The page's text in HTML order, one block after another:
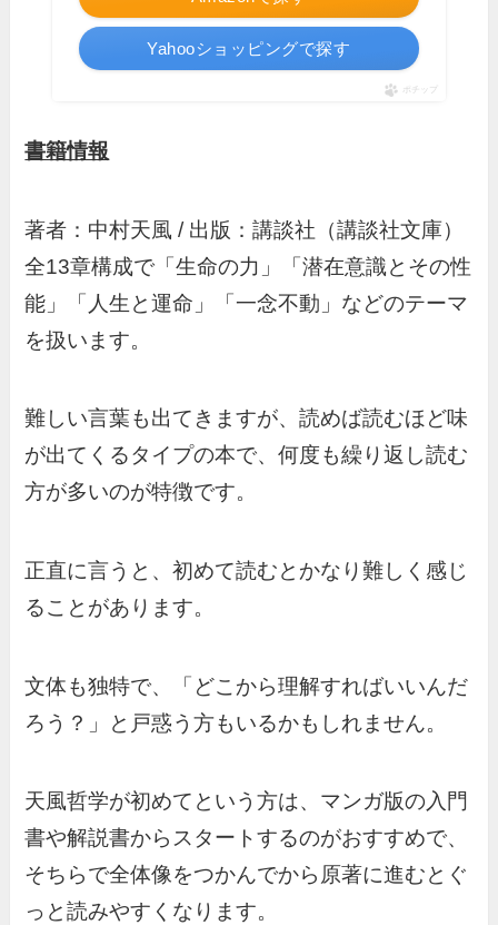
Yahooショッピングで探す
ポチップ
書籍情報
著者：中村天風 / 出版：講談社（講談社文庫）
全13章構成で「生命の力」「潜在意識とその性
能」「人生と運命」「一念不動」などのテーマ
を扱います。
難しい言葉も出てきますが、読めば読むほど味
が出てくるタイプの本で、何度も繰り返し読む
方が多いのが特徴です。
正直に言うと、初めて読むとかなり難しく感じ
ることがあります。
文体も独特で、「どこから理解すればいいんだ
ろう？」と戸惑う方もいるかもしれません。
天風哲学が初めてという方は、マンガ版の入門
書や解説書からスタートするのがおすすめで、
そちらで全体像をつかんでから原著に進むとぐ
っと読みやすくなります。